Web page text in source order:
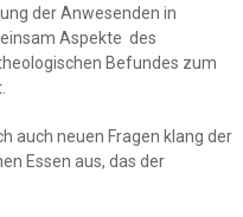
der Anwesenden in
Aspekte des
Befundes zum
auch neuen Fragen klang der
Essen aus, das der